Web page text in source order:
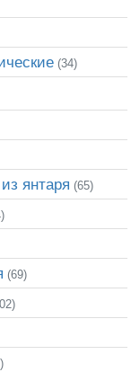
(34)
янтаря (65)
(69)